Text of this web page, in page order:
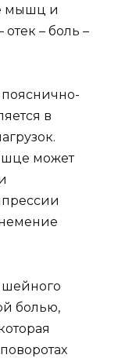
мышц и
– боль –
в
может
болью,